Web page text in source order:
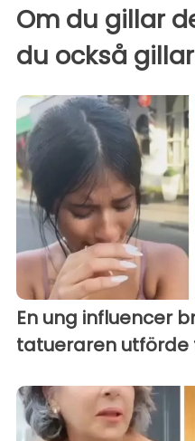
Om du gillar
du också gillar
En ung influencer
tatueraren utförde